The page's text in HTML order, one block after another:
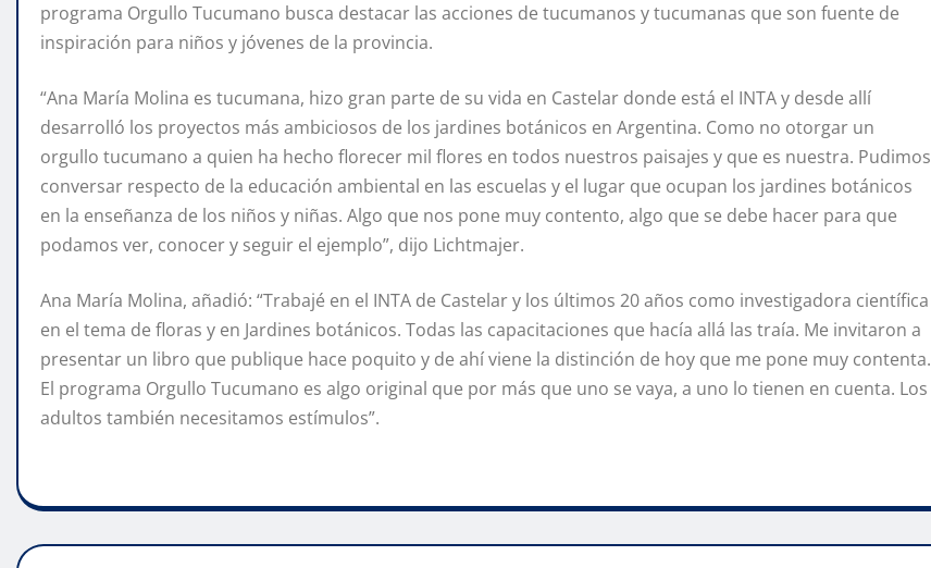
programa Orgullo Tucumano busca destacar las acciones de tucumanos y tucumanas que son fuente de
inspiración para niños y jóvenes de la provincia.
“Ana María Molina es tucumana, hizo gran parte de su vida en Castelar donde está el INTA y desde allí
desarrolló los proyectos más ambiciosos de los jardines botánicos en Argentina. Como no otorgar un
orgullo tucumano a quien ha hecho florecer mil flores en todos nuestros paisajes y que es nuestra. Pudimos
conversar respecto de la educación ambiental en las escuelas y el lugar que ocupan los jardines botánicos
en la enseñanza de los niños y niñas. Algo que nos pone muy contento, algo que se debe hacer para que
podamos ver, conocer y seguir el ejemplo”, dijo Lichtmajer.
Ana María Molina, añadió: “Trabajé en el INTA de Castelar y los últimos 20 años como investigadora científica
en el tema de floras y en Jardines botánicos. Todas las capacitaciones que hacía allá las traía. Me invitaron a
presentar un libro que publique hace poquito y de ahí viene la distinción de hoy que me pone muy contenta.
El programa Orgullo Tucumano es algo original que por más que uno se vaya, a uno lo tienen en cuenta. Los
adultos también necesitamos estímulos”.